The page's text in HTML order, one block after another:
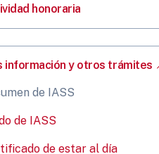
honoraria
información y otros trámites
de IASS
de IASS
de estar al día